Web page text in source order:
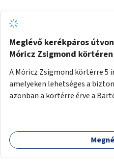
Meglévő kerékpáros
Móricz Zsigmond körtéren
A Móricz Zsigmond körtérre 5
amelyeken lehetséges a
azonban a körtérre érve a